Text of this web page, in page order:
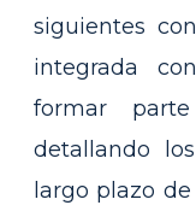
siguientes
integrada
formar
detallando
largo plazo